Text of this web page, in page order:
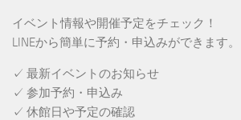
イベント情報や開催予定をチェック！
LINEから簡単に予約・申込みができます。
✓ 最新イベントのお知らせ
✓ 参加予約・申込み
✓ 休館日や予定の確認